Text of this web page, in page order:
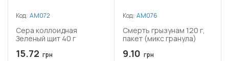
Код: АМ072
Сера коллоидная
Зеленый щит 40 г
15.72 грн
Код: АМ076
Смерть грызунам 120 г,
пакет (микс гранула)
9.10 грн